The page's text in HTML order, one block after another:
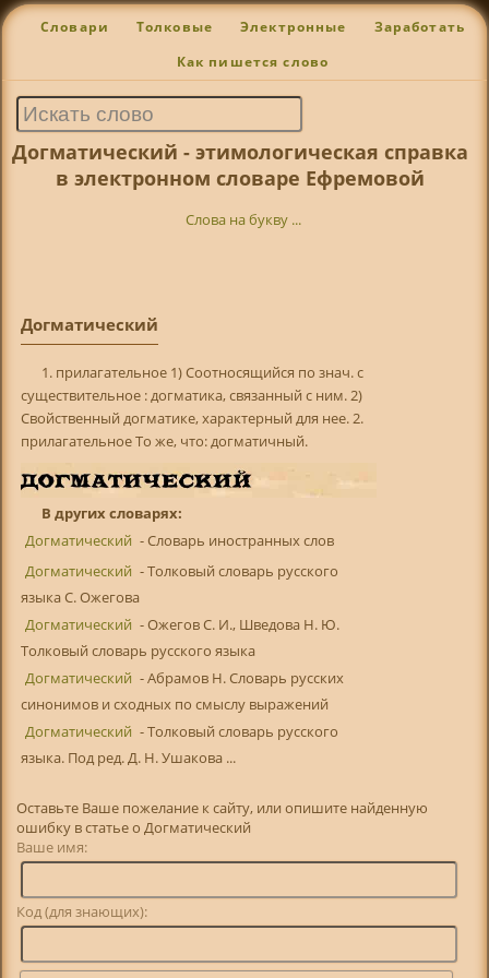
Словари Толковые Электронные Заработать
Как пишется слово
Догматический - этимологическая справка
в электронном словаре Ефремовой
Слова на букву ...
Догматический
1. прилагательное 1) Соотносящийся по знач. с
существительное : догматика, связанный с ним. 2)
Свойственный догматике, характерный для нее. 2.
прилагательное То же, что: догматичный.
В других словарях:
Догматический - Словарь иностранных слов
Догматический - Толковый словарь русского
языка С. Ожегова
Догматический - Ожегов С. И., Шведова Н. Ю.
Толковый словарь русского языка
Догматический - Абрамов Н. Словарь русских
синонимов и сходных по смыслу выражений
Догматический - Толковый словарь русского
языка. Под ред. Д. Н. Ушакова ...
Оставьте Ваше пожелание к сайту, или опишите найденную
ошибку в статье о Догматический
Ваше имя:
Код (для знающих):